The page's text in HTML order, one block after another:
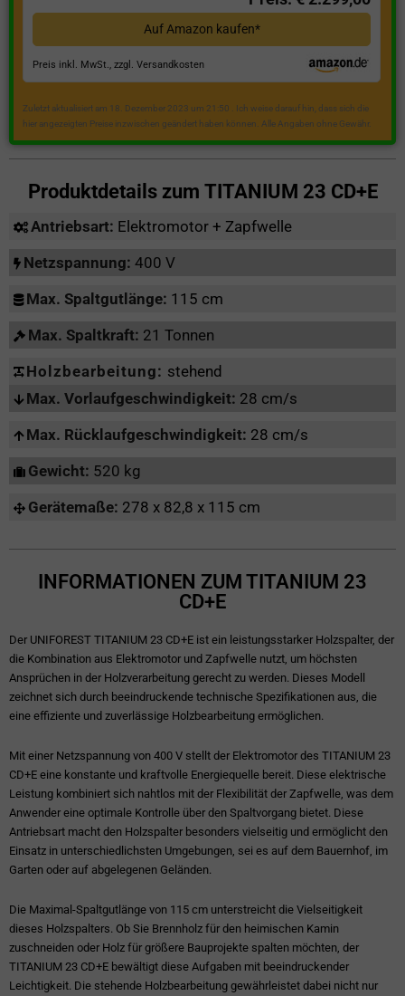
Auf Amazon kaufen*
Preis inkl. MwSt., zzgl. Versandkosten
Zuletzt aktualisiert am 18. Dezember 2023 um 21:50 . Ich weise darauf hin, dass sich die
hier angezeigten Preise inzwischen geändert haben können. Alle Angaben ohne Gewähr.
Produktdetails zum TITANIUM 23 CD+E
Antriebsart: Elektromotor + Zapfwelle
Netzspannung: 400 V
Max. Spaltgutlänge: 115 cm
Max. Spaltkraft: 21 Tonnen
Holzbearbeitung: stehend
Max. Vorlaufgeschwindigkeit: 28 cm/s
Max. Rücklaufgeschwindigkeit: 28 cm/s
Gewicht: 520 kg
Gerätemaße: 278 x 82,8 x 115 cm
INFORMATIONEN ZUM TITANIUM 23
CD+E
Der UNIFOREST TITANIUM 23 CD+E ist ein leistungsstarker Holzspalter, der
die Kombination aus Elektromotor und Zapfwelle nutzt, um höchsten
Ansprüchen in der Holzverarbeitung gerecht zu werden. Dieses Modell
zeichnet sich durch beeindruckende technische Spezifikationen aus, die
eine effiziente und zuverlässige Holzbearbeitung ermöglichen.
Mit einer Netzspannung von 400 V stellt der Elektromotor des TITANIUM 23
CD+E eine konstante und kraftvolle Energiequelle bereit. Diese elektrische
Leistung kombiniert sich nahtlos mit der Flexibilität der Zapfwelle, was dem
Anwender eine optimale Kontrolle über den Spaltvorgang bietet. Diese
Antriebsart macht den Holzspalter besonders vielseitig und ermöglicht den
Einsatz in unterschiedlichsten Umgebungen, sei es auf dem Bauernhof, im
Garten oder auf abgelegenen Geländen.
Die Maximal-Spaltgutlänge von 115 cm unterstreicht die Vielseitigkeit
dieses Holzspalters. Ob Sie Brennholz für den heimischen Kamin
zuschneiden oder Holz für größere Bauprojekte spalten möchten, der
TITANIUM 23 CD+E bewältigt diese Aufgaben mit beeindruckender
Leichtigkeit. Die stehende Holzbearbeitung gewährleistet dabei nicht nur